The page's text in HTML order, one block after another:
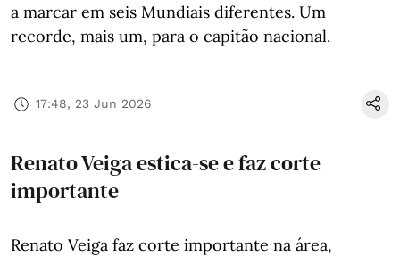
a marcar em seis Mundiais diferentes. Um
recorde, mais um, para o capitão nacional.
17:48, 23 Jun 2026
Renato Veiga estica-se e faz corte
importante
Renato Veiga faz corte importante na área,